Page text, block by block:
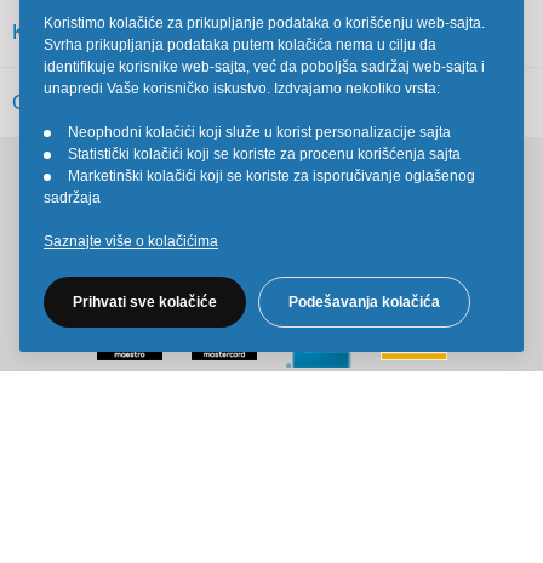
KORISNIČKI SERVIS
OSTALO
Koristimo kolačiće za prikupljanje podataka o korišćenju web-sajta.
Svrha prikupljanja podataka putem kolačića nema u cilju da
identifikuje korisnike web-sajta, već da poboljša sadržaj web-sajta i
unapredi Vaše korisničko iskustvo. Izdvajamo nekoliko vrsta:
•
Neophodni kolačići koji služe u korist personalizacije sajta
•
Statistički kolačići koji se koriste za procenu korišćenja sajta
•
Marketinški kolačići koji se koriste za isporučivanje oglašenog
sadržaja
Saznajte više o kolačićima
Prihvati sve kolačiće Podešavanja kolačića